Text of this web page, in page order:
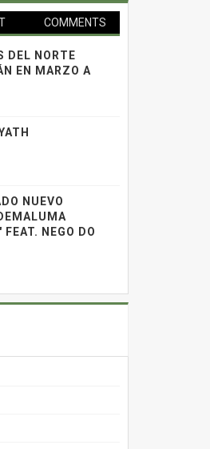
COMMENTS
DEL NORTE
EN MARZO A
NUEVO
NEGO DO